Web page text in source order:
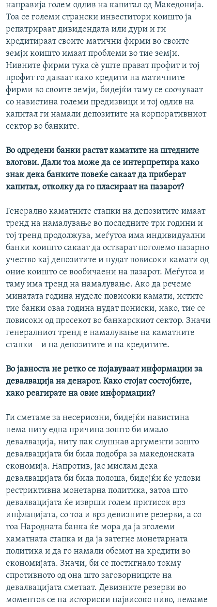
направија голем одлив на капитал од Македонија.
Тоа се големи странски инвеститори коишто ја
репатрираат дивидендата или дури и ги
кредитираат своите матични фирми во своите
земји коишто имаат проблеми во тие земји.
Нивните фирми тука сè уште прават профит и тој
профит го даваат како кредити на матичните
фирми во своите земји, бидејќи таму се соочуваат
со навистина големи предизвици и тој одлив на
капитал ги намали депозитите на корпоративниот
сектор во банките.
Во одредени банки растат каматите на штедните
влогови. Дали тоа може да се интерпретира како
знак дека банките повеќе сакаат да приберат
капитал, отколку да го пласираат на пазарот?
Генерално каматните стапки на депозитите имаат
тренд на намалување во последните три години и
тој тренд продолжува, меѓутоа има индивидуални
банки коишто сакаат да остварат поголемо пазарно
учество кај депозитите и нудат повисоки камати од
оние коишто се вообичаени на пазарот. Меѓутоа и
таму има тренд на намалување. Ако да речеме
минатата година нуделе повисоки камати, истите
тие банки оваа година нудат пониски, иако, тие се
повисоки од просекот во банкарскиот сектор. Значи
генералниот тренд е намалување на каматните
стапки – и на депозитите и на кредитите.
Во јавноста не ретко се појавуваат информации за
девалвација на денарот. Како стојат состојбите,
како реагирате на овие информации?
Ги сметаме за несериозни, бидејќи навистина
нема ниту една причина зошто би имало
девалвација, ниту пак слушнав аргументи зошто
девалвацијата би била подобра за македонската
економија. Напротив, јас мислам дека
девалвацијата би била полоша, бидејќи ќе услови
рестриктивна монетарна политика, затоа што
девалвацијата ќе изврши голем притисок врз
инфлацијата, со тоа и врз девизните резерви, а со
тоа Народната банка ќе мора да ја зголеми
каматната стапка и да ја затегне монетарната
политика и да го намали обемот на кредити во
економијата. Значи, би се постигнало токму
спротивното од она што заговорниците на
девалвацијата сметаат. Девизните резерви во
моментов се на историски највисоко ниво, немаме